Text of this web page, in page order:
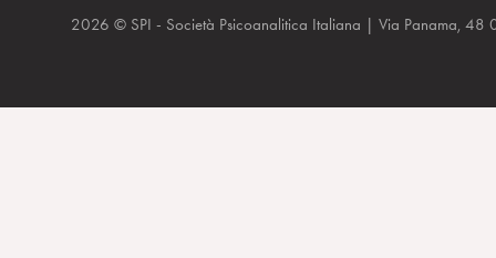
2026 © SPI - Società Psicoanalitica Italiana | Via Panama,